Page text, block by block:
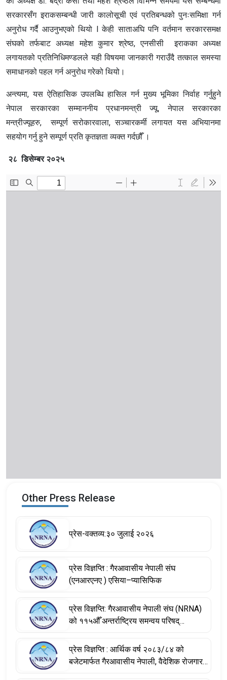
सरकारसँग इराकसम्बन्धी जारी कालोसूची एवं प्रतिबन्धको पुनःसमिक्षा गर्न
अनुरोध गर्दै आउनुभएको थियो l केही साताअघि पनि वर्तमान सरकारसमक्ष
संघको तर्फबाट अध्यक्ष महेश कुमार श्रेष्ठ, एनसीसी इराकका अध्यक्ष
लगायतको प्रतिनिधिमण्डलले यही विषयमा जानकारी गराउँदै तत्काल समस्या
समाधानको पहल गर्न अनुरोध गरेको थियो।
अन्त्यमा, यस ऐतिहासिक उपलब्धि हासिल गर्न मुख्य भूमिका निर्वाह गर्नुहुने
नेपाल सरकारका सम्माननीय प्रधानमन्त्री ज्यू, नेपाल सरकारका
मन्त्रीज्यूहरु, सम्पूर्ण सरोकारवाला, सञ्चारकर्मी लगायत यस अभियानमा
सहयोग गर्नु हुने सम्पूर्ण प्रति कृतज्ञता व्यक्त गर्दछौँ ।
२८ डिसेम्बर २०२५
Other Press Release
प्रेस-वक्तव्य:३० जुलाई २०२६
प्रेस विज्ञप्ति : गैरआवासीय नेपाली संघ
(एनआरएनए ) एसिया–प्यासिफिक
प्रेस विज्ञप्ति: गैरआवासीय नेपाली संघ (NRNA)
को ११५औँ अन्तर्राष्ट्रिय समन्वय परिषद्
प्रेस विज्ञप्ति : आर्थिक वर्ष २०८३/८४ को
बजेटमार्फत गैरआवासीय नेपाली, वैदेशिक रोजगारमा